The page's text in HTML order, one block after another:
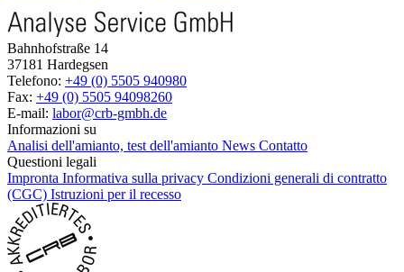
Bahnhofstraße 14
37181 Hardegsen
Telefono: +49 (0) 5505 940980
Fax: +49 (0) 5505 94098260
E-mail: labor@crb-gmbh.de
Informazioni su
Analisi dell'amianto, test dell'amianto News Contatto
Questioni legali
Impronta Informativa sulla privacy Condizioni generali di contratto
(CGC) Istruzioni per il recesso